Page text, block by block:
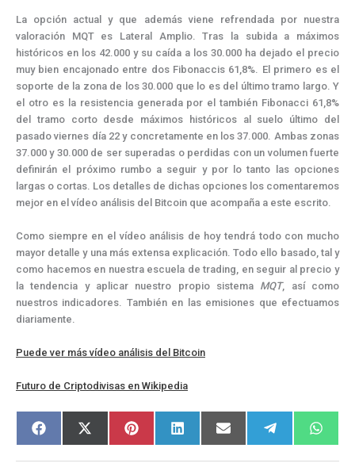
La opción actual y que además viene refrendada por nuestra
valoración MQT es Lateral Amplio. Tras la subida a máximos
históricos en los 42.000 y su caída a los 30.000 ha dejado el precio
muy bien encajonado entre dos Fibonaccis 61,8%. El primero es el
soporte de la zona de los 30.000 que lo es del último tramo largo. Y
el otro es la resistencia generada por el también Fibonacci 61,8%
del tramo corto desde máximos históricos al suelo último del
pasado viernes día 22 y concretamente en los 37.000. Ambas zonas
37.000 y 30.000 de ser superadas o perdidas con un volumen fuerte
definirán el próximo rumbo a seguir y por lo tanto las opciones
largas o cortas. Los detalles de dichas opciones los comentaremos
mejor en el vídeo análisis del Bitcoin que acompaña a este escrito.
Como siempre en el vídeo análisis de hoy tendrá todo con mucho
mayor detalle y una más extensa explicación. Todo ello basado, tal y
como hacemos en nuestra escuela de trading, en seguir al precio y
la tendencia y aplicar nuestro propio sistema MQT, así como
nuestros indicadores. También en las emisiones que efectuamos
diariamente.
Puede ver más vídeo análisis del Bitcoin
Futuro de Criptodivisas en Wikipedia
Compartir
en
F
a
e
Compartir
en
X
(
w
Compartir
en
P
i
t
Compartir
en
L
i
k
Compartir
en
E
m
i
Compartir
en
e
e
en
W
h
t